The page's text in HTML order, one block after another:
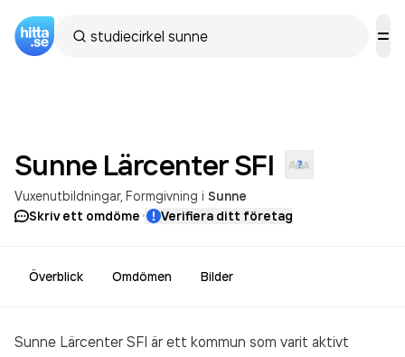
Sunne LärcenterSFI
Vuxenutbildningar Formgivning i Sunne
Skriv ett omdöme· Verifiera ditt företag
Överblick Omdömen Bilder
Sunne Lärcenter SFI är ett kommun som varit aktivt